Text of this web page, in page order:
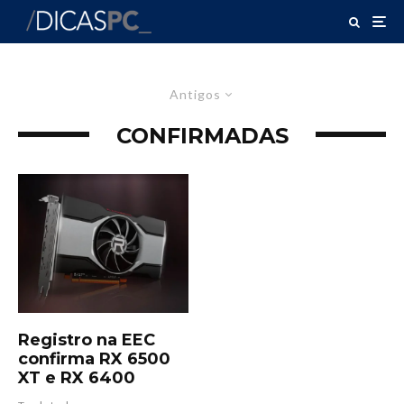
Antigos
CONFIRMADAS
Registro na EEC
confirma RX 6500
XT e RX 6400